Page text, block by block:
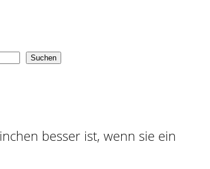
Suchen
besser ist, wenn sie ein